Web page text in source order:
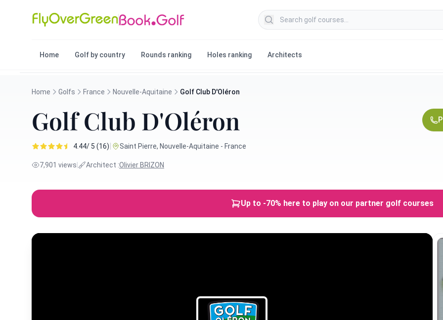
Search golf courses
Home Golf by country Rounds ranking Holes ranking Architects
Home Golfs France Nouvelle-Aquitaine Golf Club D'Oléron
Golf Club D'Oléron
4.44/ 5 (16)| Saint Pierre, Nouvelle-Aquitaine - France
7,901 views Architect :Olivier BRIZON
Up to -70% here to play on our partner golf courses